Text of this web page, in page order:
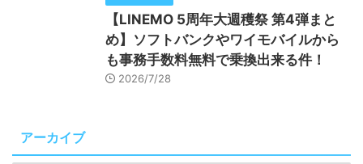
【LINEMO 5周年大週穫祭 第4弾まと
め】ソフトバンクやワイモバイルから
も事務手数料無料で乗換出来る件！
2026/7/28
アーカイブ